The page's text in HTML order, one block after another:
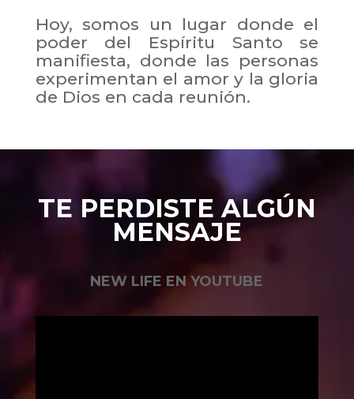
Hoy, somos un lugar donde el
poder del Espíritu Santo se
manifiesta, donde las personas
experimentan el amor y la gloria
de Dios en cada reunión.
TE PERDISTE ALGÚN
MENSAJE
NEW LIFE EN YOUTUBE